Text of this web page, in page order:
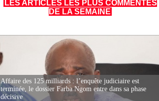
LES ARTICLES LES PLUS COMMENTÉS
DE LA SEMAINE
Affaire des 125 milliards : l’enquête judiciaire est
terminée, le dossier Farba Ngom entre dans sa phase
décisive